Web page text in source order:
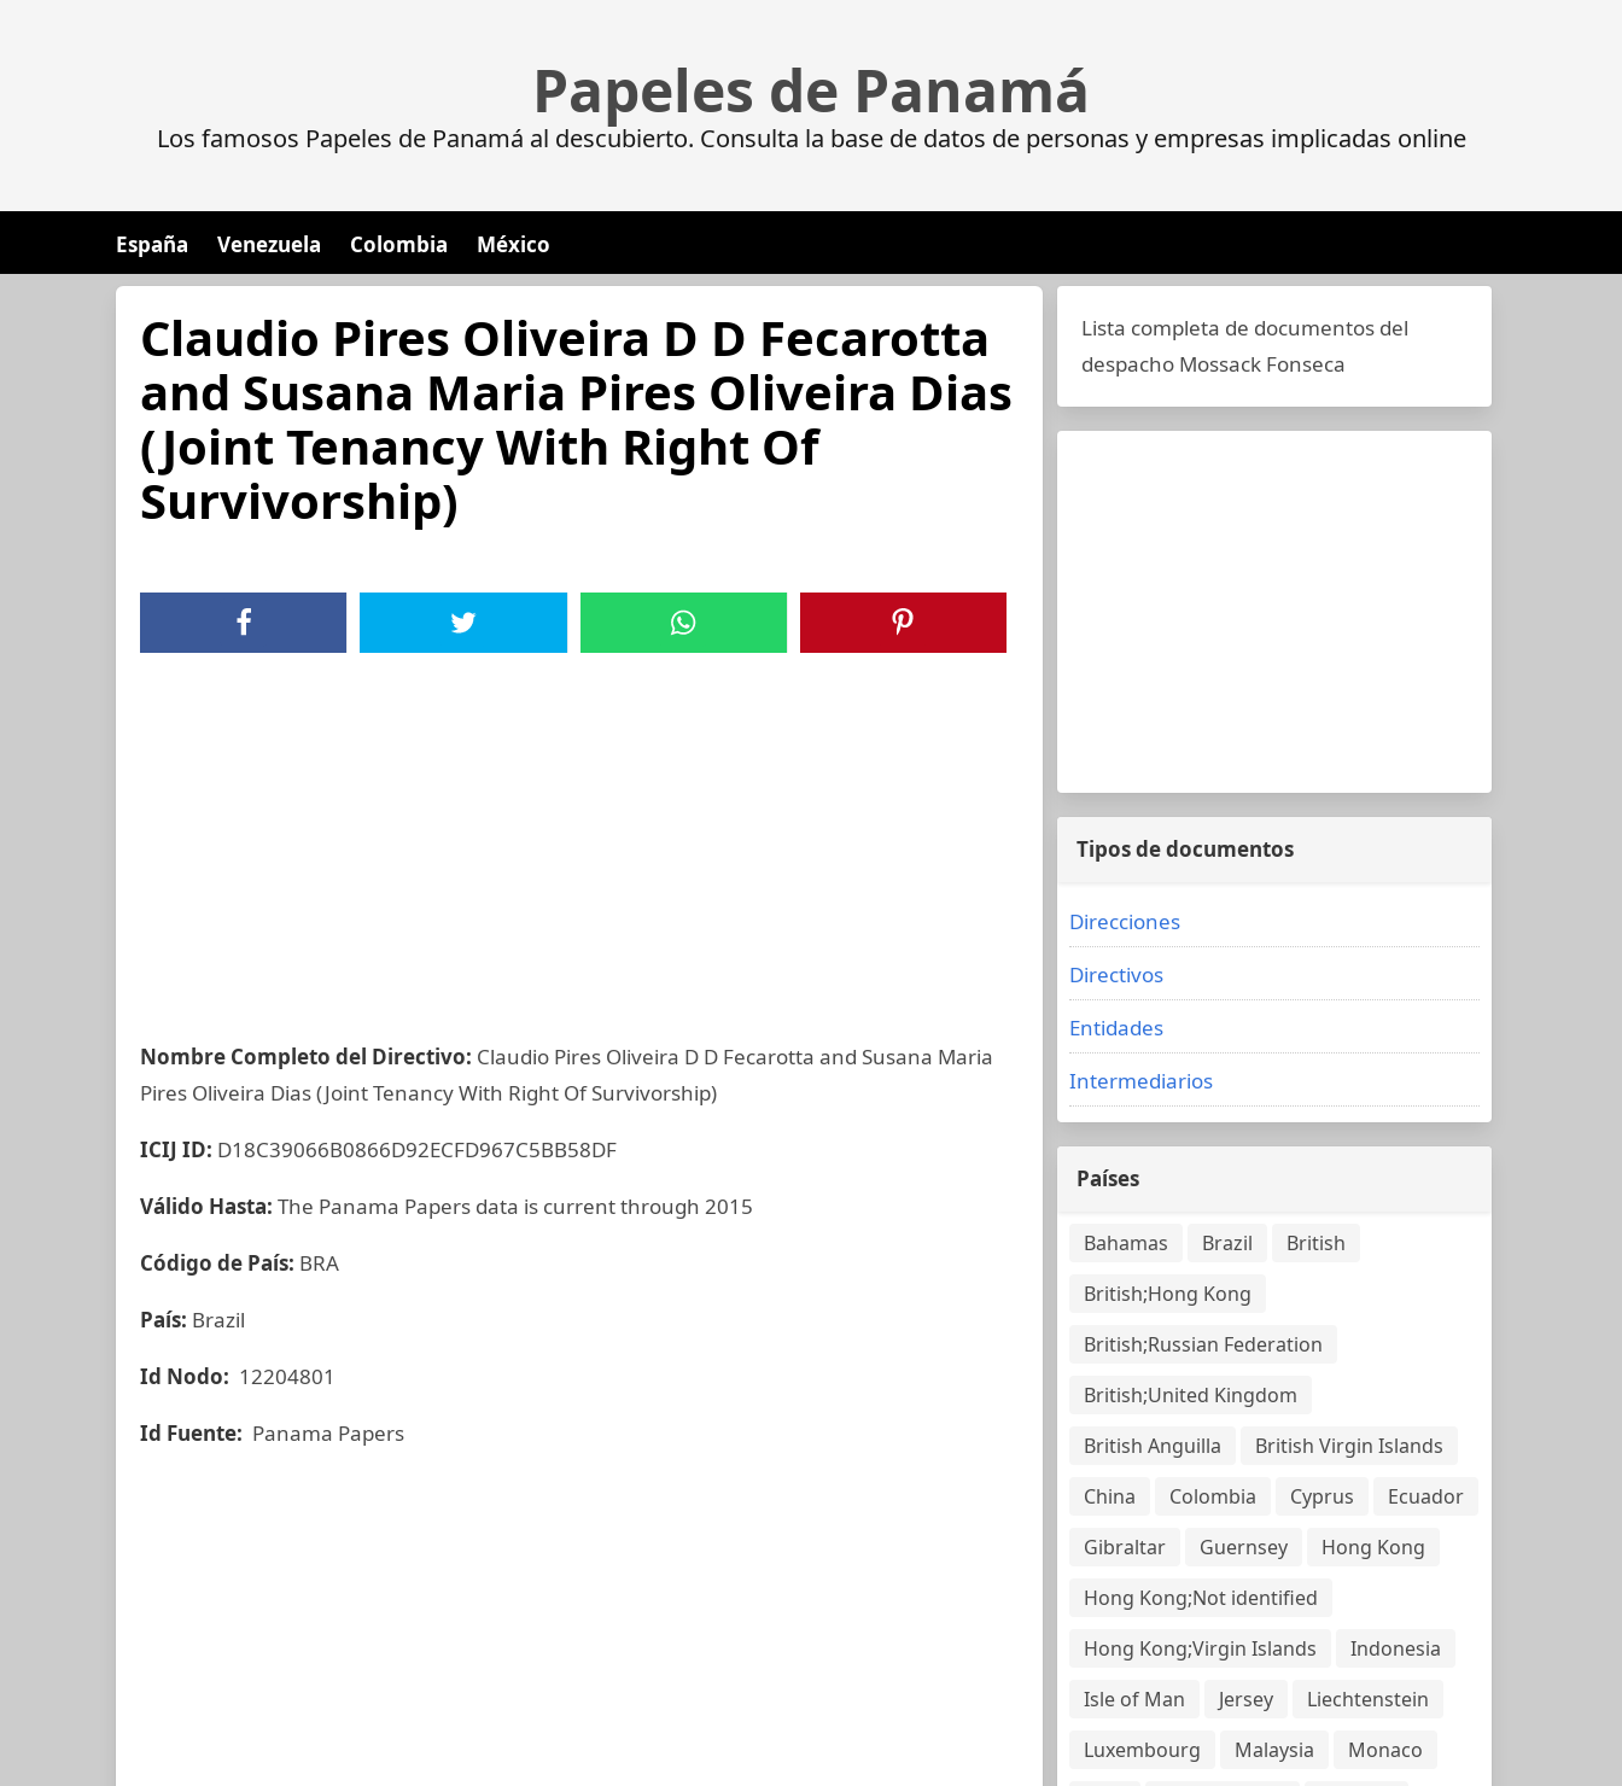
Papeles de Panamá
Los famosos Papeles de Panamá al descubierto. Consulta la base de datos de personas y empresas implicadas online
España Venezuela Colombia México
Claudio Pires Oliveira D D Fecarotta
and Susana Maria Pires Oliveira Dias
(Joint Tenancy With Right Of
Survivorship)
Nombre Completo del Directivo: Claudio Pires Oliveira D D Fecarotta and Susana Maria
Pires Oliveira Dias (Joint Tenancy With Right Of Survivorship)
ICIJ ID: D18C39066B0866D92ECFD967C5BB58DF
Válido Hasta: The Panama Papers data is current through 2015
Código de País: BRA
País: Brazil
Id Nodo: 12204801
Id Fuente: Panama Papers
Lista completa de documentos del
despacho Mossack Fonseca
Tipos de documentos
Direcciones
Directivos
Entidades
Intermediarios
Países
Bahamas Brazil
British
British;Hong Kong
British;Russian Federation
British;United Kingdom
British Anguilla
British Virgin Islands
China
Colombia Cyprus
Ecuador
Gibraltar
Guernsey
Hong Kong
Hong Kong;Not identified
Hong Kong;Virgin Islands
Indonesia
Isle of Man
Jersey
Liechtenstein
Luxembourg
Malaysia
Monaco